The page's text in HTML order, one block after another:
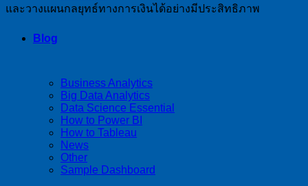
Blog
Business Analytics
Big Data Analytics
Data Science Essential
How to Power BI
How to Tableau
News
Other
Sample Dashboard
และวางแผนกลยุทธ์ทางการเงินได้อย่างมีประสิทธิภาพ